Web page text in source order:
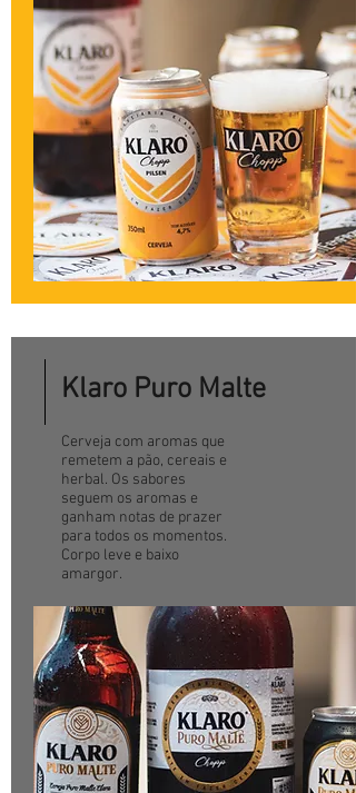
Klaro Puro Malte
Cerveja com aromas que
remetem a pão, cereais e
herbal. Os sabores
seguem os aromas e
ganham notas de prazer
para todos os momentos.
Corpo leve e baixo
amargor.